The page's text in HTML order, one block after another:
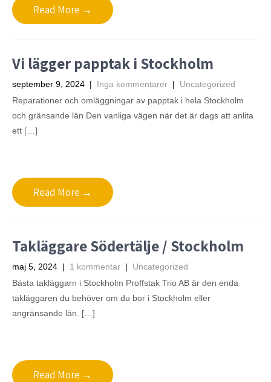
Read More →
Vi lägger papptak i Stockholm
september 9, 2024 | Inga kommentarer | Uncategorized
Reparationer och omläggningar av papptak i hela Stockholm
och gränsande län Den vanliga vägen när det är dags att anlita
ett […]
Read More →
Takläggare Södertälje / Stockholm
maj 5, 2024 | 1 kommentar | Uncategorized
Bästa takläggarn i Stockholm Proffstak Trio AB är den enda
takläggaren du behöver om du bor i Stockholm eller
angränsande län. […]
Read More →